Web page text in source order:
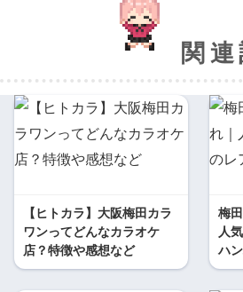
関
【ヒトカラ】大阪梅田カラ
ワンってどんなカラオケ
店？特徴や感想など
梅
人
ハ